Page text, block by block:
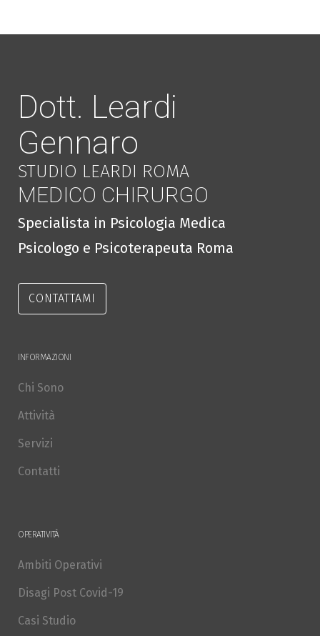
Dott. Leardi
Gennaro
STUDIO LEARDI ROMA
MEDICO CHIRURGO
Specialista in Psicologia Medica
Psicologo e Psicoterapeuta Roma
CONTATTAMI
INFORMAZIONI
Chi Sono
Attività
Servizi
Contatti
OPERATIVITÀ
Ambiti Operativi
Disagi Post Covid-19
Casi Studio